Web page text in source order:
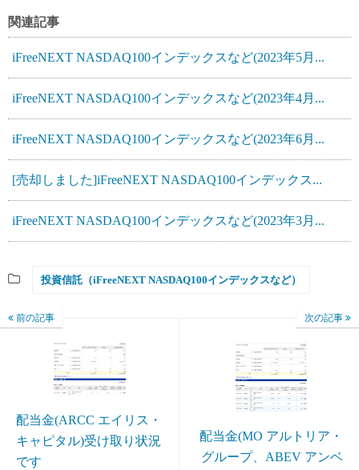
関連記事
iFreeNEXT NASDAQ100インデックスなど(2023年5月...
iFreeNEXT NASDAQ100インデックスなど(2023年4月...
iFreeNEXT NASDAQ100インデックスなど(2023年6月...
[売却しました]iFreeNEXT NASDAQ100インデックス...
iFreeNEXT NASDAQ100インデックスなど(2023年3月...
投資信託（iFreeNEXT NASDAQ100インデックスなど）
前の記事
配当金(ARCC エイリス・
キャピタル)受け取り状況
です
次の記事
配当金(MO アルトリア・
グループ、ABEV アンベ